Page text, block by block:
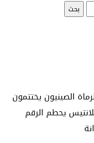
الصينيون يختتمون
يحطم الرقم